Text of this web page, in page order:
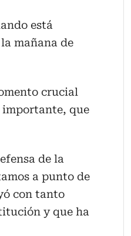
está
mañana de
crucial
importante, que
de la
a punto de
con tanto
y que ha